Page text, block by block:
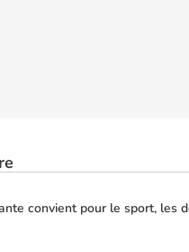
convient pour le sport, les